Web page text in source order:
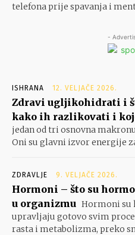
telefona prije spavanja i
-
ISHRANA 12. VELJAČE 2026.
Zdravi ugljikohidrati i
kako ih razlikovati i
jedan od tri osnovna
Oni su glavni izvor energije
ZDRAVLJE 9. VELJAČE 2026.
Hormoni – što su
u organizmu Hormoni su
upravljaju gotovo svim
rasta i metabolizma, preko